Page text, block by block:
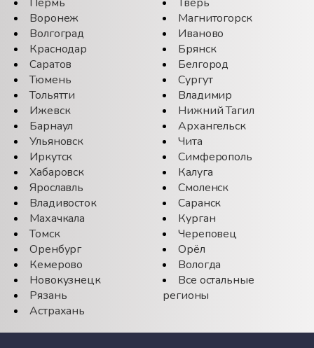
Воронеж
Волгоград
Краснодар
Саратов
Тюмень
Тольятти
Ижевск
Барнаул
Ульяновск
Иркутск
Хабаровск
Ярославль
Владивосток
Махачкала
Томск
Оренбург
Кемерово
Новокузнецк
Рязань
Астрахань
Магнитогорск
Иваново
Брянск
Белгород
Сургут
Владимир
Нижний Тагил
Архангельск
Чита
Симферополь
Калуга
Смоленск
Саранск
Курган
Череповец
Орёл
Вологда
Все остальные
регионы